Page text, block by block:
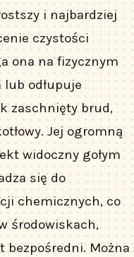
i najbardziej
czystości
ona na fizycznym
lub odłupuje
zaschnięty brud,
Jej ogromną
widoczny gołym
się do
chemicznych, co
środowiskach,
bezpośredni. Można